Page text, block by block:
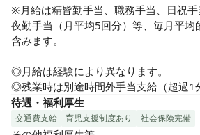
※月給は精皆勤手当、職務手当、日祝手
夜勤手当（月平均5回分）等、毎月平均
含みます。
◎月給は経験により異なります。
◎残業時は別途時間外手当支給（超過1
待遇・福利厚生
交通費支給 育児支援制度あり 社会保険完備